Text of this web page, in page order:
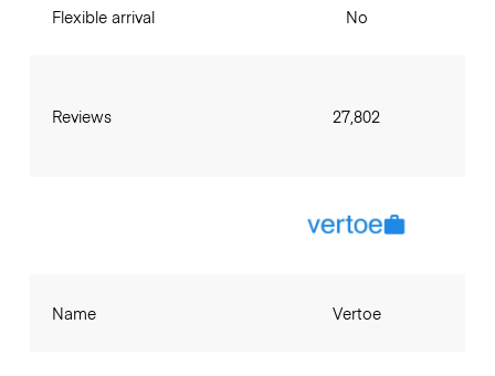
Flexible arrival
Reviews
No
27,802
Name Vertoe